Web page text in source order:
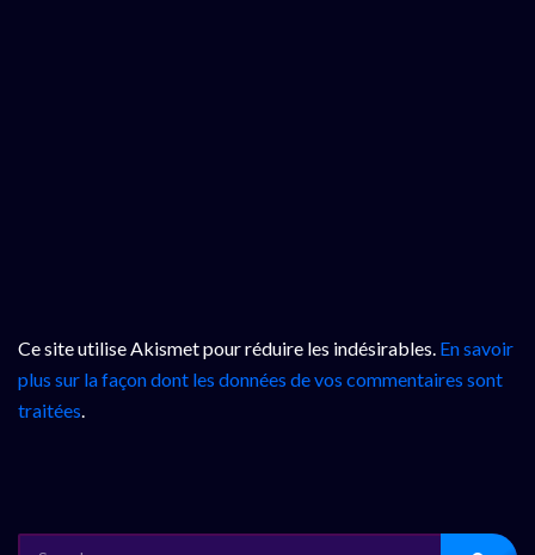
Ce site utilise Akismet pour réduire les indésirables. En savoir
plus sur la façon dont les données de vos commentaires sont
traitées.